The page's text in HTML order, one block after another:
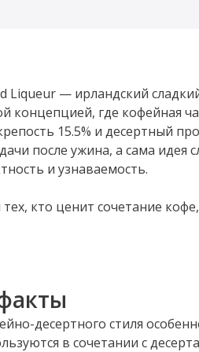
Liqueur — ирландский
концепцией, где кофейная
15.5% и десертный
после ужина, а сама идея
и узнаваемость.
кто ценит сочетание
хорош в
десертного стиля
в сочетании с